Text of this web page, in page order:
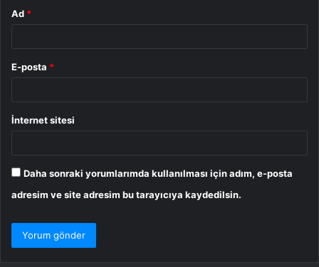
Ad *
E-posta *
İnternet sitesi
Daha sonraki yorumlarımda kullanılması için adım, e-posta
adresim ve site adresim bu tarayıcıya kaydedilsin.